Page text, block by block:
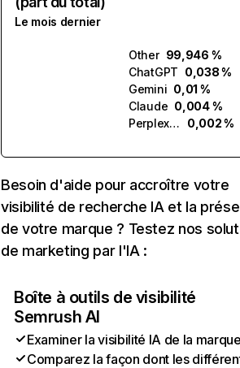
Le mois dernier
Other 99,946 %
ChatGPT 0,038 %
Gemini 0,01 %
Claude 0,004 %
Perplexity
0,002 %
Besoin d'aide pour accroître votre
visibilité de recherche IA et la
de votre marque ? Testez nos
de marketing par l'IA :
Boîte à outils de visibilité
Semrush AI
Examiner la visibilité IA de la
Comparez la façon dont les